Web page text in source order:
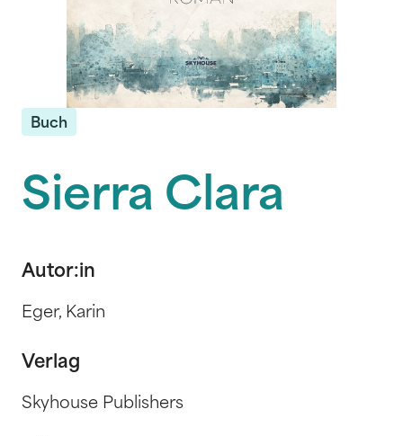
Buch
Sierra Clara
Autor:in
Eger, Karin
Verlag
Skyhouse Publishers